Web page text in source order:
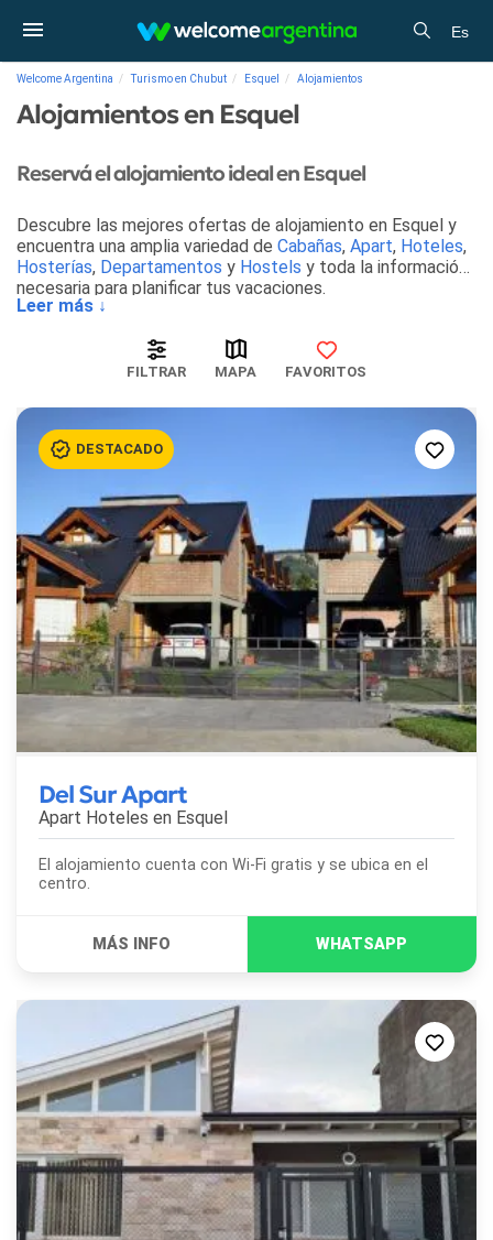
Es
Welcome Argentina Turismo en Chubut Esquel Alojamientos
Alojamientos en Esquel
Reservá el alojamiento ideal en Esquel
Descubre las mejores ofertas de alojamiento en Esquel y
encuentra una amplia variedad de Cabañas, Apart, Hoteles,
Hosterías, Departamentos y Hostels y toda la información
necesaria para planificar tus vacaciones.
Leer más ↓
FILTRAR MAPA FAVORITOS
Del Sur Apart
Apart Hoteles en Esquel
El alojamiento cuenta con Wi-Fi gratis y se ubica en el
centro.